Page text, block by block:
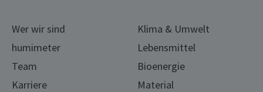
Wer wir sind
humimeter
Team
Karriere
Klima & Umwelt
Lebensmittel
Bioenergie
Material